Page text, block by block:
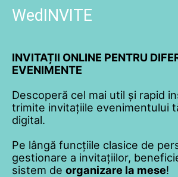
WedINVITE
INVITAȚII ONLINE PENTRU
EVENIMENTE
Descoperă cel mai util și rapid
trimite invitațiile evenimentului
digital.
Pe lângă funcțiile clasice de
gestionare a invitațiilor,
sistem de organizare la mese!